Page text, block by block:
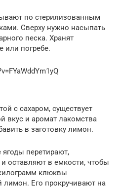
по стерилизованным
Сверху нужно насыпать
песка. Хранят
или погребе.
с сахаром, существует
вкус и аромат лакомства
в заготовку лимон.
перетирают,
оставляют в емкости, чтобы
клюквы
лимон. Его прокручивают на